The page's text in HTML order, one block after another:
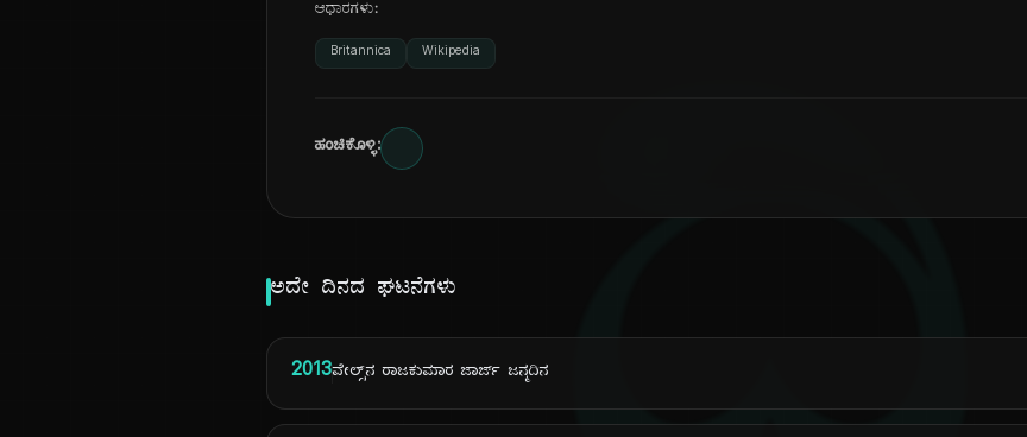
ಆಧಾರಗಳು:
Britannica Wikipedia
ಹಂಚಿಕೊಳ್ಳಿ:
ಅದೇ ದಿನದ ಘಟನೆಗಳು
2013ವೇಲ್ಸ್‌ನ ರಾಜಕುಮಾರ ಜಾರ್ಜ್ ಜನ್ಮದಿನ